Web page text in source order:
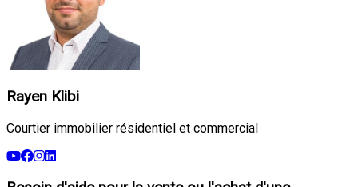
Rayen Klibi
Courtier immobilier résidentiel et commercial